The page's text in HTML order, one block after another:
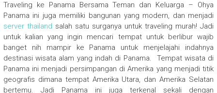
Traveling ke Panama Bersama Teman dan Keluarga – Ohya
Panama ini juga memiliki bangunan yang modern, dan menjadi
server thailand salah satu surganya untuk traveling murah! Jadi
untuk kalian yang ingin mencari tempat untuk berlibur wajib
banget nih mampir ke Panama untuk menjelajahi indahnya
destinasi wisata alam yang indah di Panama. Tempat wisata di
Panama ini menjadi persimpangan di Amerika yang menjadi titik
geografis dimana tempat Amerika Utara, dan Amerika Selatan
bertemu. Jadi Panama ini juga terkenal sekali dengan